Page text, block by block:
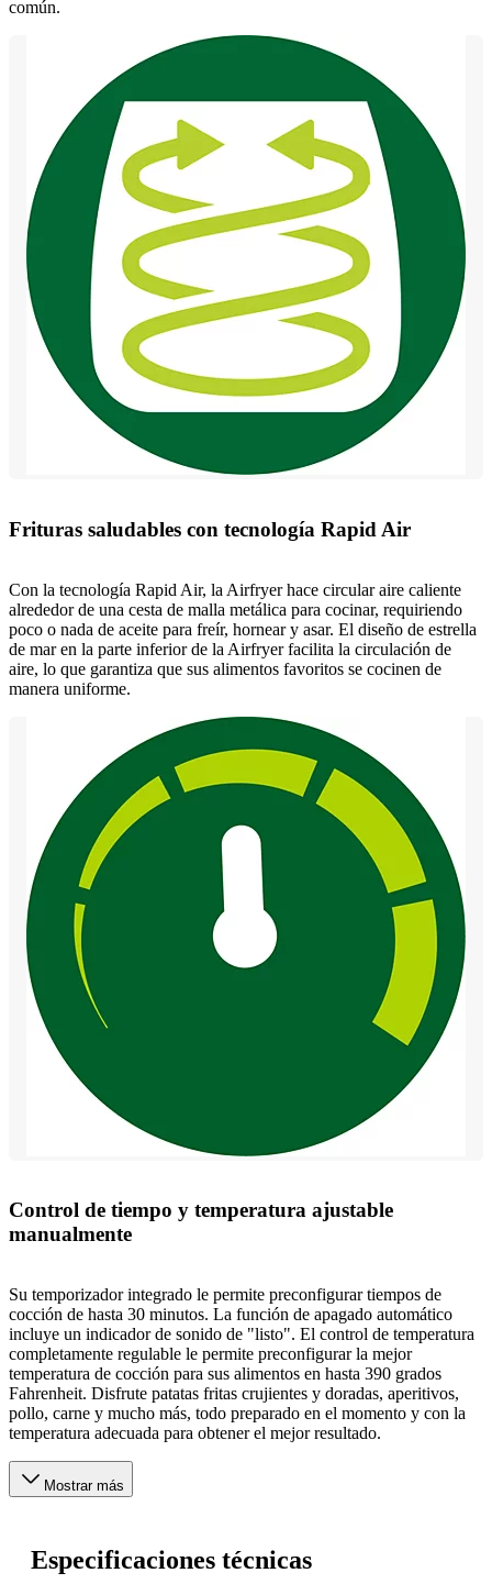
común.
Frituras saludables con tecnología Rapid Air
Con la tecnología Rapid Air, la Airfryer hace circular aire caliente
alrededor de una cesta de malla metálica para cocinar, requiriendo
poco o nada de aceite para freír, hornear y asar. El diseño de estrella
de mar en la parte inferior de la Airfryer facilita la circulación de
aire, lo que garantiza que sus alimentos favoritos se cocinen de
manera uniforme.
Control de tiempo y temperatura ajustable
manualmente
Su temporizador integrado le permite preconfigurar tiempos de
cocción de hasta 30 minutos. La función de apagado automático
incluye un indicador de sonido de "listo". El control de temperatura
completamente regulable le permite preconfigurar la mejor
temperatura de cocción para sus alimentos en hasta 390 grados
Fahrenheit. Disfrute patatas fritas crujientes y doradas, aperitivos,
pollo, carne y mucho más, todo preparado en el momento y con la
temperatura adecuada para obtener el mejor resultado.
Mostrar más
Especificaciones técnicas